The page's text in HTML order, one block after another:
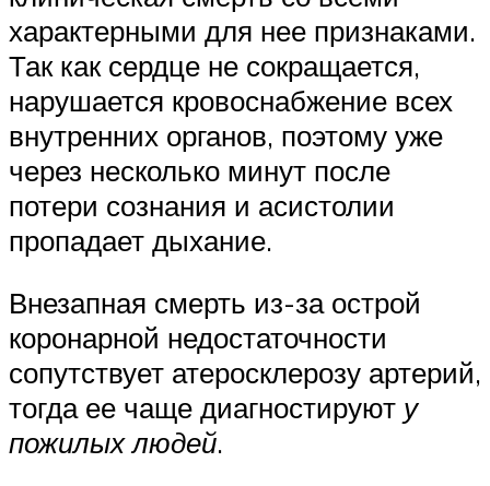
характерными для нее признаками.
Так как сердце не сокращается,
нарушается кровоснабжение всех
внутренних органов, поэтому уже
через несколько минут после
потери сознания и асистолии
пропадает дыхание.
Внезапная смерть из-за острой
коронарной недостаточности
сопутствует атеросклерозу артерий,
тогда ее чаще диагностируют у
пожилых людей.